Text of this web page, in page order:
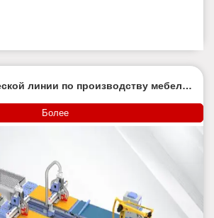
линии по производству мебели
Более